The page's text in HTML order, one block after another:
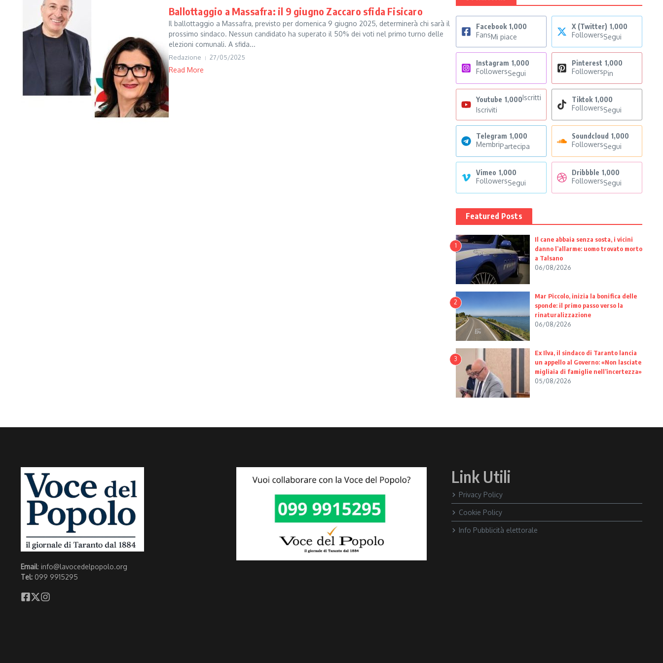
Ballottaggio a Massafra: il 9 giugno Zaccaro sfida Fisicaro
Il ballottaggio a Massafra, previsto per domenica 9 giugno 2025, determinerà chi sarà il
prossimo sindaco. Nessun candidato ha superato il 50% dei voti nel primo turno delle
elezioni comunali. A sfida...
Redazione 27/05/2025
Read More
Facebook 1,000
FansMi piace
X (Twitter) 1,000
FollowersSegui
Instagram 1,000
FollowersSegui
Pinterest 1,000
FollowersPin
Youtube 1,000Iscritti
Iscriviti
Tiktok 1,000
FollowersSegui
Telegram 1,000
MembriPartecipa
Soundcloud 1,000
FollowersSegui
Vimeo 1,000
FollowersSegui
Dribbble 1,000
FollowersSegui
Featured Posts
1
Il cane abbaia senza sosta, i vicini
danno l’allarme: uomo trovato morto
a Talsano
06/08/2026
2
Mar Piccolo, inizia la bonifica delle
sponde: il primo passo verso la
rinaturalizzazione
06/08/2026
3
Ex Ilva, il sindaco di Taranto lancia
un appello al Governo: «Non lasciate
migliaia di famiglie nell’incertezza»
05/08/2026
Email: info@lavocedelpopolo.org
Tel: 099 9915295
Link Utili
Privacy Policy
Cookie Policy
Info Pubblicità elettorale